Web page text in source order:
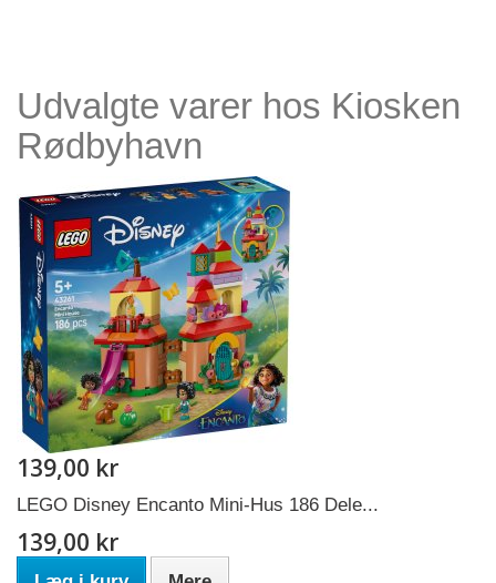
Udvalgte varer hos Kiosken
Rødbyhavn
139,00 kr
LEGO Disney Encanto Mini-Hus 186 Dele...
139,00 kr